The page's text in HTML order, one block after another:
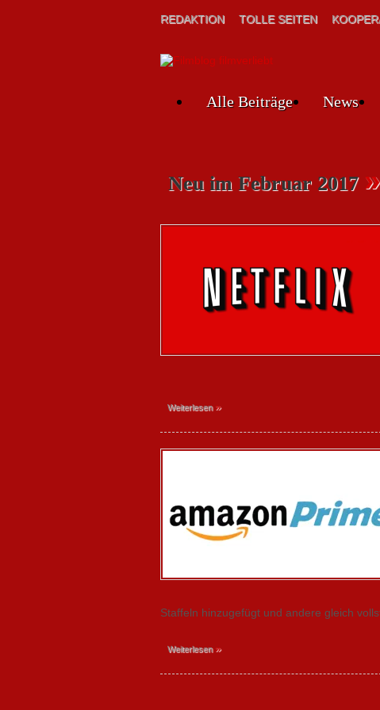
REDAKTION TOLLE SEITEN
Alle Beiträge News
Neu im Februar 2017 »
Weiterlesen »
Staffeln hinzugefügt und andere gleich
Weiterlesen »